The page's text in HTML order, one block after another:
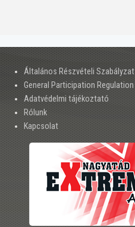
Általános Részvételi Szabályzat
General Participation Regulation
Adatvédelmi tájékoztató
Rólunk
Kapcsolat